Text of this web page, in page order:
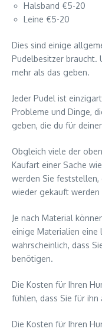
Halsband €5-20
Leine €5-20
Dies sind einige
Pudelbesitzer braucht.
mehr als das geben.
Jeder Pudel ist
Probleme und Dinge,
geben, die du für
Obgleich viele der
Kaufart einer Sache
werden Sie
wieder gekauft werden
Je nach Material
einige Materialien eine
wahrscheinlich, dass
benötigen.
Die Kosten für Ihren
fühlen, dass Sie für ihn
Die Kosten für Ihren